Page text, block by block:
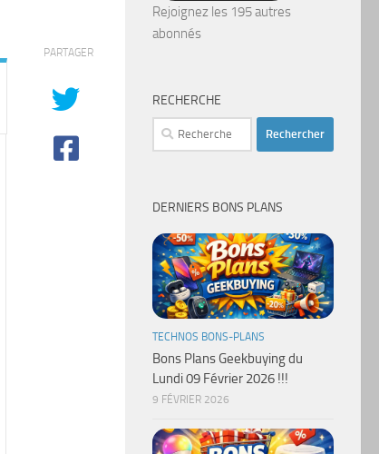
PARTAGER
mail
Rejoignez les 195 autres
abonnés
RECHERCHE
Rechercher :
DERNIERS BONS PLANS
TECHNOS BONS-PLANS
Bons Plans Geekbuying du
Lundi 09 Février 2026 !!!
9 FÉVRIER 2026